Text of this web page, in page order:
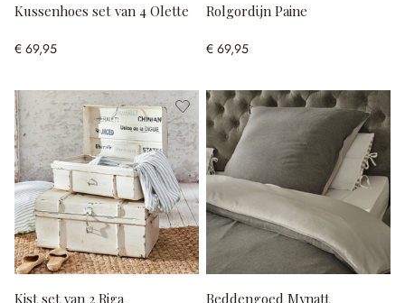
Kussenhoes set van 4 Olette
€ 69,95
Rolgordijn Paine
€ 69,95
Kist set van 2 Riga Beddengoed Mynatt